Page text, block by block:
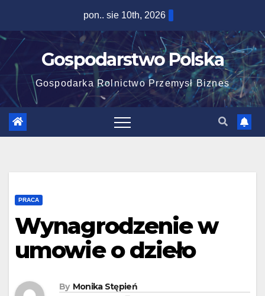
content
pon.. sie 10th, 2026
Gospodarstwo Polska
Gospodarka Rolnictwo Przemysł Biznes
PRACA
Wynagrodzenie w
umowie o dzieło
By Monika Stępień